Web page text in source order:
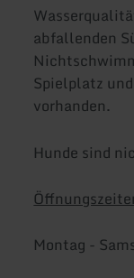
abfallenden
Spielplatz
vorhanden.
Hunde sind
Montag -